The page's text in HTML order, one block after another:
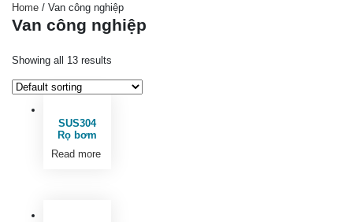
Home / Van công nghiệp
Van công nghiệp
Showing all 13 results
SUS304
Rọ bơm
Read more